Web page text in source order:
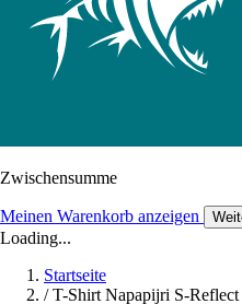
Zwischensumme
Meinen Warenkorb anzeigen
Loading...
Startseite
/ T-Shirt Napapijri S-Reflect